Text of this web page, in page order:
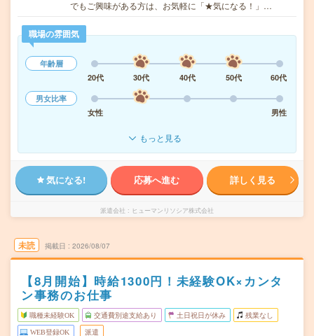
でもご興味がある方は、お気軽に「★気になる！」…
職場の雰囲気
年齢層
20代
30代 40代 50代
60代
男女比率
女性
男性
もっと見る
気になる! 応募へ進む 詳しく見る
派遣会社 ヒューマンリソシア株式会社
未読 掲載日 2026/08/07
【8月開始】時給1300円！未経験OK×カンタ
ン事務のお仕事
職種未経験OK 交通費別途支給あり 土日祝日が休み 残業なし
WEB登録OK 派遣